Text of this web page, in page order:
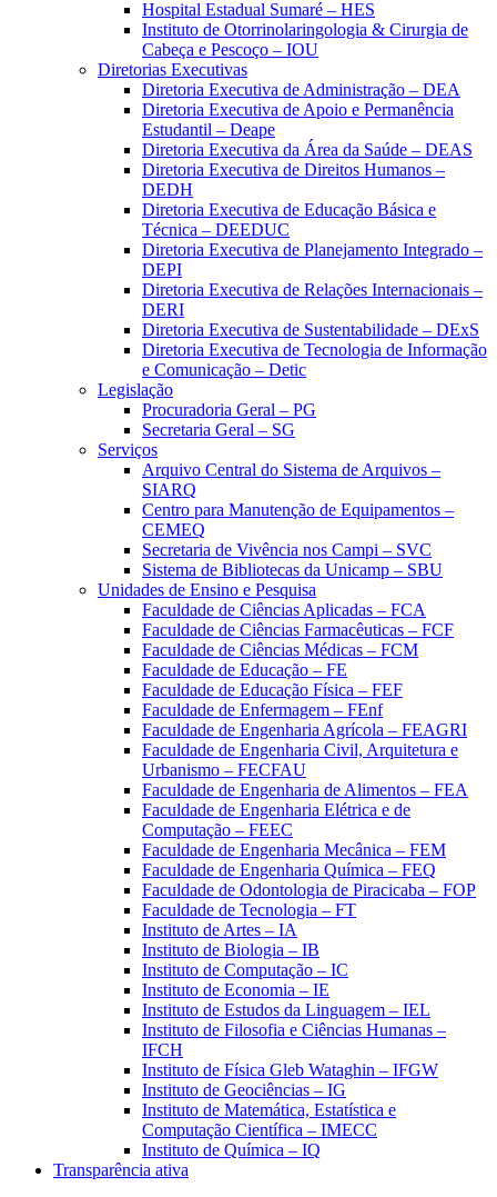
Hospital Estadual Sumaré – HES
Instituto de Otorrinolaringologia & Cirurgia de
Cabeça e Pescoço – IOU
Diretorias Executivas
Diretoria Executiva de Administração – DEA
Diretoria Executiva de Apoio e Permanência
Estudantil – Deape
Diretoria Executiva da Área da Saúde – DEAS
Diretoria Executiva de Direitos Humanos –
DEDH
Diretoria Executiva de Educação Básica e
Técnica – DEEDUC
Diretoria Executiva de Planejamento Integrado –
DEPI
Diretoria Executiva de Relações Internacionais –
DERI
Diretoria Executiva de Sustentabilidade – DExS
Diretoria Executiva de Tecnologia de Informação
e Comunicação – Detic
Legislação
Procuradoria Geral – PG
Secretaria Geral – SG
Serviços
Arquivo Central do Sistema de Arquivos –
SIARQ
Centro para Manutenção de Equipamentos –
CEMEQ
Secretaria de Vivência nos Campi – SVC
Sistema de Bibliotecas da Unicamp – SBU
Unidades de Ensino e Pesquisa
Faculdade de Ciências Aplicadas – FCA
Faculdade de Ciências Farmacêuticas – FCF
Faculdade de Ciências Médicas – FCM
Faculdade de Educação – FE
Faculdade de Educação Física – FEF
Faculdade de Enfermagem – FEnf
Faculdade de Engenharia Agrícola – FEAGRI
Faculdade de Engenharia Civil, Arquitetura e
Urbanismo – FECFAU
Faculdade de Engenharia de Alimentos – FEA
Faculdade de Engenharia Elétrica e de
Computação – FEEC
Faculdade de Engenharia Mecânica – FEM
Faculdade de Engenharia Química – FEQ
Faculdade de Odontologia de Piracicaba – FOP
Faculdade de Tecnologia – FT
Instituto de Artes – IA
Instituto de Biologia – IB
Instituto de Computação – IC
Instituto de Economia – IE
Instituto de Estudos da Linguagem – IEL
Instituto de Filosofia e Ciências Humanas –
IFCH
Instituto de Física Gleb Wataghin – IFGW
Instituto de Geociências – IG
Instituto de Matemática, Estatística e
Computação Científica – IMECC
Instituto de Química – IQ
Transparência ativa